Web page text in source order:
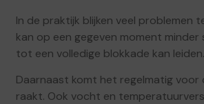
In de praktijk blijken veel
kan op een gegeven moment
tot een volledige blokkade kan leiden.
Daarnaast komt het regelmatig
raakt. Ook vocht en